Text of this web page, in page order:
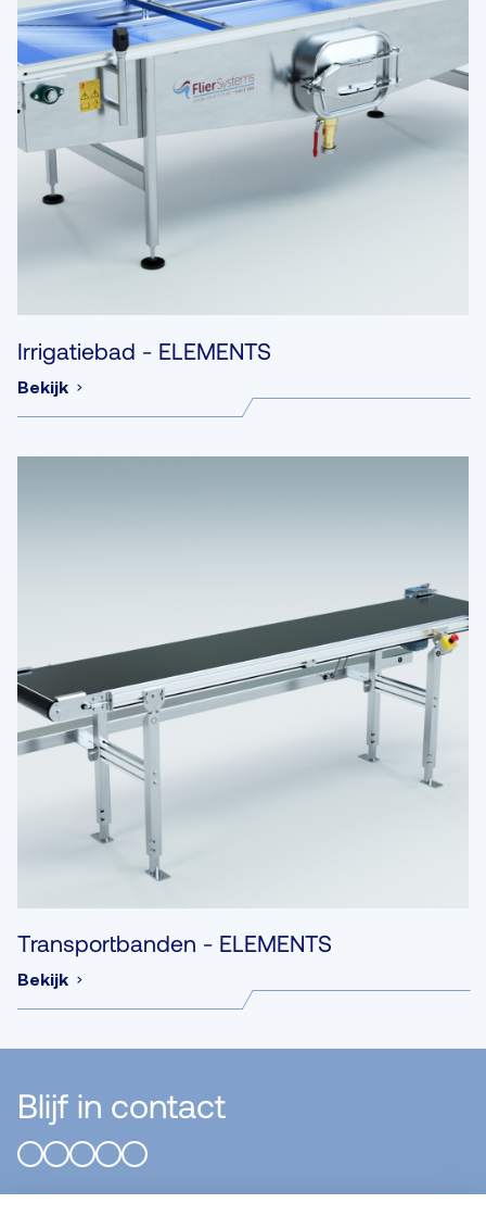
Irrigatiebad - ELEMENTS
Bekijk
Transportbanden - ELEMENTS
Bekijk
Blijf in contact